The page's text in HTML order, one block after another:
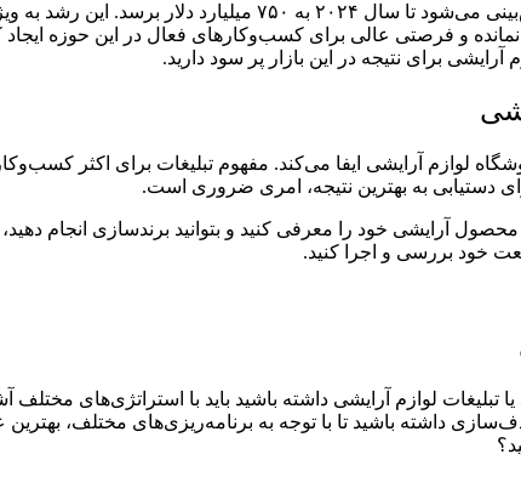
بازار جهانی لوازم آرایشی با رشدی چشمگیر روبروست و
و فرصتی عالی برای کسب‌و‌کارهای فعال در این حوزه
آرایشی برای نتیجه در این بازار پر سود دارید.
لوازم آرایشی ایفا می‌کند. مفهوم تبلیغات برای اکثر
دستیابی به بهترین نتیجه، امری ضروری است.
آرایشی خود را معرفی کنید و بتوانید برندسازی انجام دهید،
خود بررسی و اجرا کنید.
یا تبلیغات لوازم آرایشی داشته باشید باید با استراتژی‌های
داشته باشید تا با توجه به برنامه‌ریزی‌های مختلف،